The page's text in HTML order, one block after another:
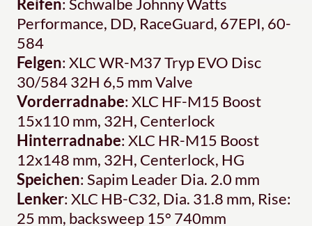
Reifen: Schwalbe Johnny Watts
Performance, DD, RaceGuard, 67EPI, 60-
584
Felgen: XLC WR-M37 Tryp EVO Disc
30/584 32H 6,5 mm Valve
Vorderradnabe: XLC HF-M15 Boost
15x110 mm, 32H, Centerlock
Hinterradnabe: XLC HR-M15 Boost
12x148 mm, 32H, Centerlock, HG
Speichen: Sapim Leader Dia. 2.0 mm
Lenker: XLC HB-C32, Dia. 31.8 mm, Rise:
25 mm, backsweep 15° 740mm